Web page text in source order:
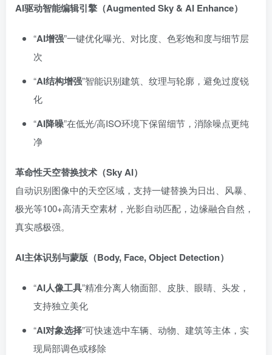
AI驱动智能编辑引擎（Augmented Sky & AI Enhance）
“AI增强”一键优化曝光、对比度、色彩饱和度与细节层
次
“AI结构增强”智能识别建筑、纹理与轮廓，避免过度锐
化
“AI降噪”在低光/高ISO环境下保留细节，消除噪点更纯
净
革命性天空替换技术（Sky AI）
自动识别图像中的天空区域，支持一键替换为日出、风暴、
极光等100+高清天空素材，光影自动匹配，边缘融合自然，
真实感极强。
AI主体识别与蒙版（Body, Face, Object Detection）
“AI人像工具”精准分离人物面部、皮肤、眼睛、头发，
支持独立美化
“AI对象选择”可快速选中车辆、动物、建筑等主体，实
现局部调色或移除